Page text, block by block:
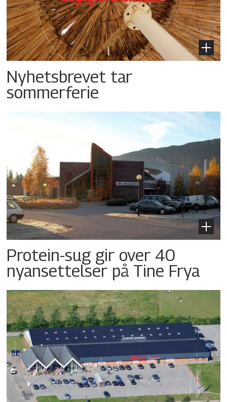
Nyhetsbrevet tar
sommerferie
Protein-sug gir over 40
nyansettelser på Tine Frya